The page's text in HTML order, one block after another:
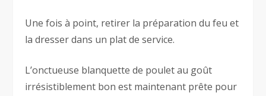
Une fois à point, retirer la préparation du feu et
la dresser dans un plat de service.
L’onctueuse blanquette de poulet au goût
irrésistiblement bon est maintenant prête pour